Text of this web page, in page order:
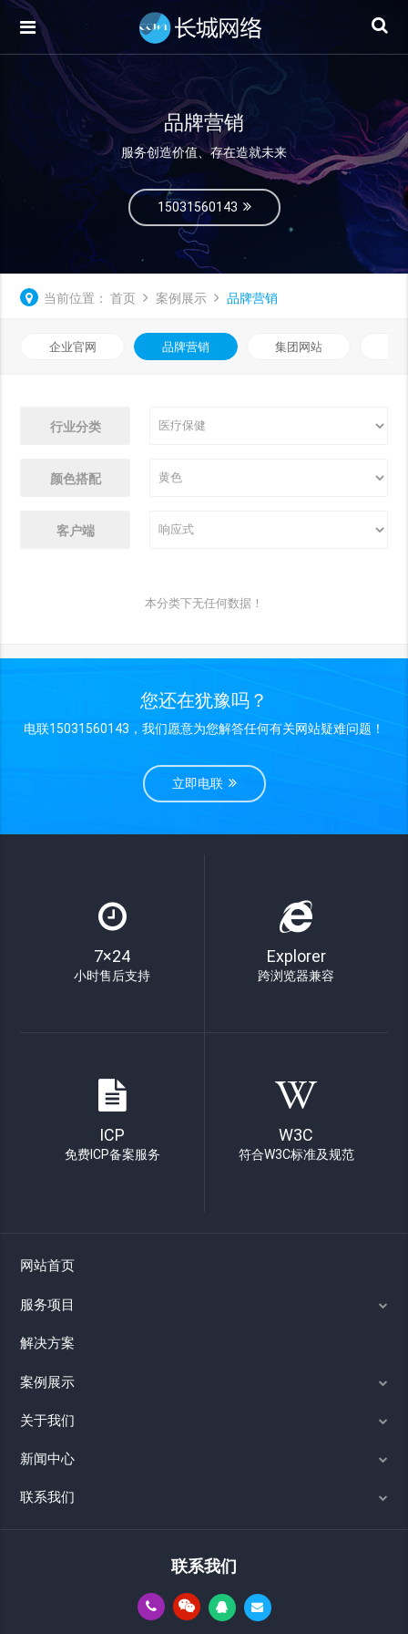
品牌营销
服务创造价值、存在造就未来
15031560143
当前位置： 首页 案例展示 品牌营销
企业官网 品牌营销 集团网站
行业分类
颜色搭配
客户端
本分类下无任何数据！
您还在犹豫吗？
电联15031560143，我们愿意为您解答任何有关网站疑难问题！
立即电联
7×24
小时售后支持
Explorer
跨浏览器兼容
ICP
免费ICP备案服务
W3C
符合W3C标准及规范
网站首页
服务项目
解决方案
案例展示
关于我们
新闻中心
联系我们
联系我们